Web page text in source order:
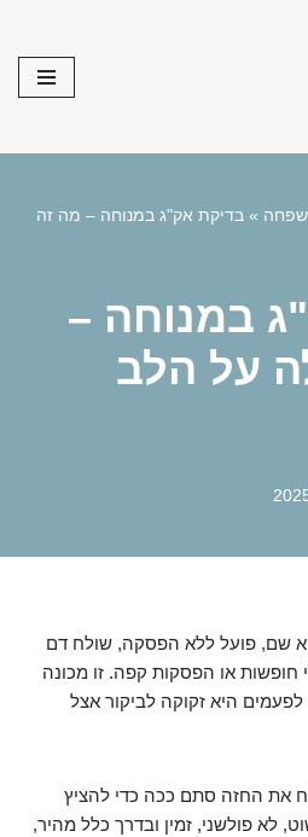
» בדיקת אק"ג במנוחה – מה זה
במנוחה –
על הלב
שם, פועל ללא הפסקה, שולח דם
חופשות או הפסקות קפה. זו מכונה
היא זקוקה לביקור אצל
את החזה סתם ככה כדי להציץ
לא פולשני, זמין ובדרך כלל מהיר,